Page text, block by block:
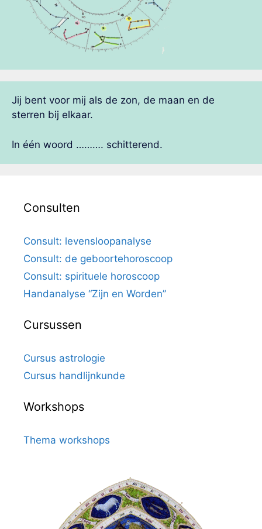
Jij bent voor mij als de zon, de maan en de
sterren bij elkaar.
In één woord ………. schitterend.
Consulten
Consult: levensloopanalyse
Consult: de geboortehoroscoop
Consult: spirituele horoscoop
Handanalyse “Zijn en Worden”
Cursussen
Cursus astrologie
Cursus handlijnkunde
Workshops
Thema workshops